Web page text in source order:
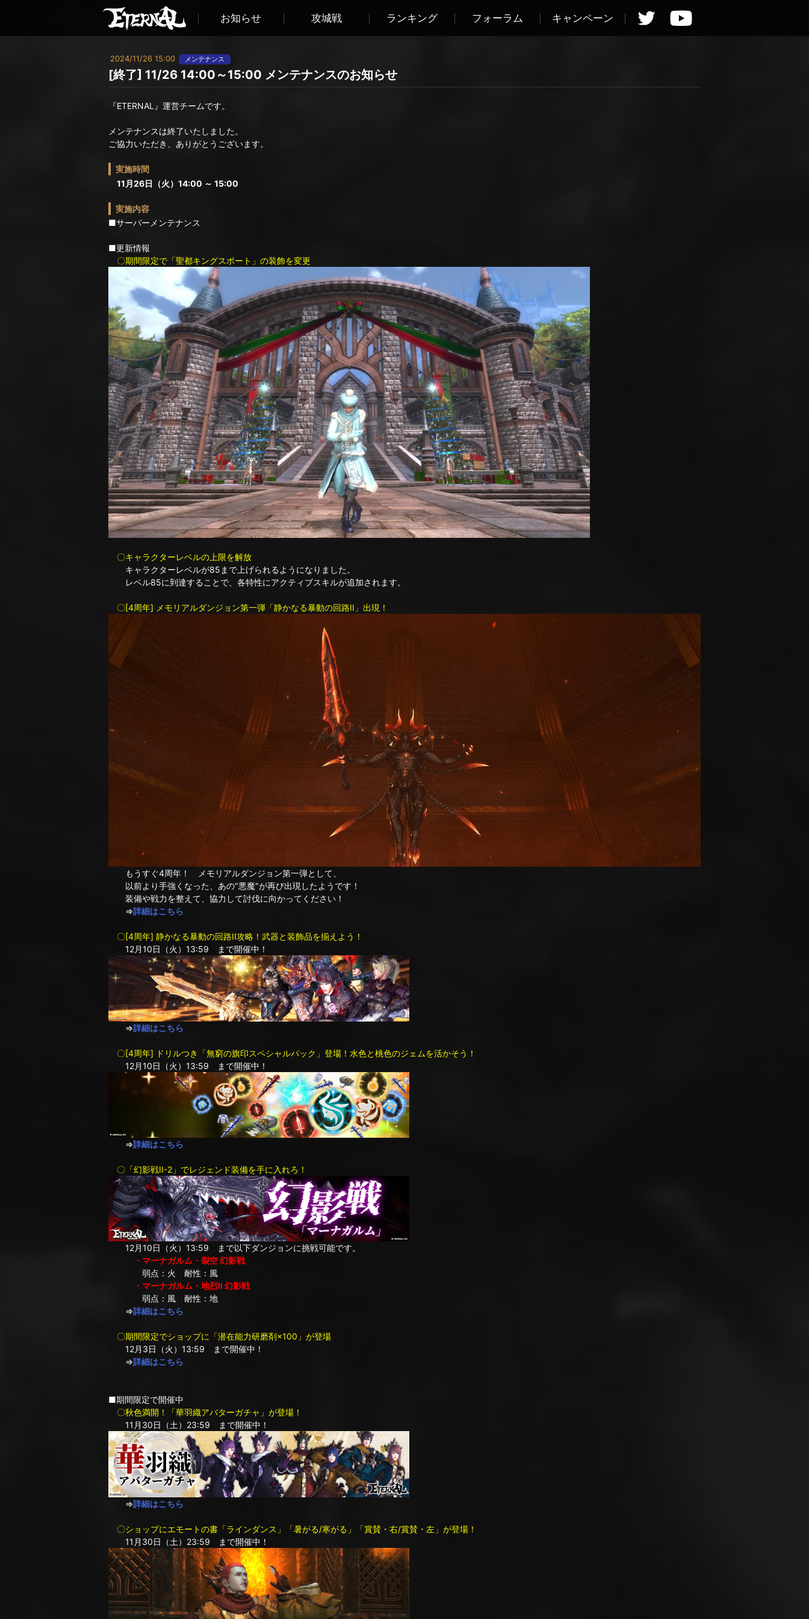
お知らせ 攻城戦 ランキング フォーラム キャンペーン
2024/11/26 15:00 メンテナンス
[終了] 11/26 14:00～15:00 メンテナンスのお知らせ
『ETERNAL』運営チームです。
メンテナンスは終了いたしました。
ご協力いただき、ありがとうございます。
実施時間
11月26日（火）14:00 ～ 15:00
実施内容
■サーバーメンテナンス
■更新情報
〇期間限定で「聖都キングスポート」の装飾を変更
〇キャラクターレベルの上限を解放
キャラクターレベルが85まで上げられるようになりました。
レベル85に到達することで、各特性にアクティブスキルが追加されます。
〇[4周年] メモリアルダンジョン第一弾「静かなる暴動の回路II」出現！
もうすぐ4周年！ メモリアルダンジョン第一弾として、
以前より手強くなった、あの"悪魔"が再び出現したようです！
装備や戦力を整えて、協力して討伐に向かってください！
⇒詳細はこちら
〇[4周年] 静かなる暴動の回路II攻略！武器と装飾品を揃えよう！
12月10日（火）13:59 まで開催中！
⇒詳細はこちら
〇[4周年] ドリルつき「無窮の旗印スペシャルパック」登場！水色と桃色のジェムを活かそう！
12月10日（火）13:59 まで開催中！
⇒詳細はこちら
〇「幻影戦II-2」でレジェンド装備を手に入れろ！
12月10日（火）13:59 まで以下ダンジョンに挑戦可能です。
・マーナガルム・裂空 幻影戦
弱点：火 耐性：風
・マーナガルム・地烈II 幻影戦
弱点：風 耐性：地
⇒詳細はこちら
〇期間限定でショップに「潜在能力研磨剤×100」が登場
12月3日（火）13:59 まで開催中！
⇒詳細はこちら
■期間限定で開催中
〇秋色満開！「華羽織アバターガチャ」が登場！
11月30日（土）23:59 まで開催中！
⇒詳細はこちら
〇ショップにエモートの書「ラインダンス」「暑がる/寒がる」「賞賛・右/賞賛・左」が登場！
11月30日（土）23:59 まで開催中！